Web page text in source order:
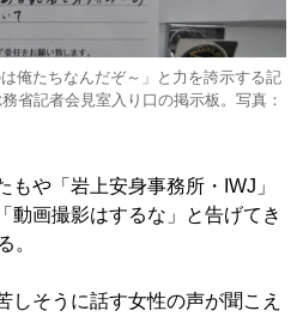
俺たちなんだぞ～」と力を誇示する記
省記者会見室入り口の掲示板。写真：
や「岩上安身事務所・IWJ」
動画撮影はするな」と告げてき
。
そうに話す女性の声が聞こえ